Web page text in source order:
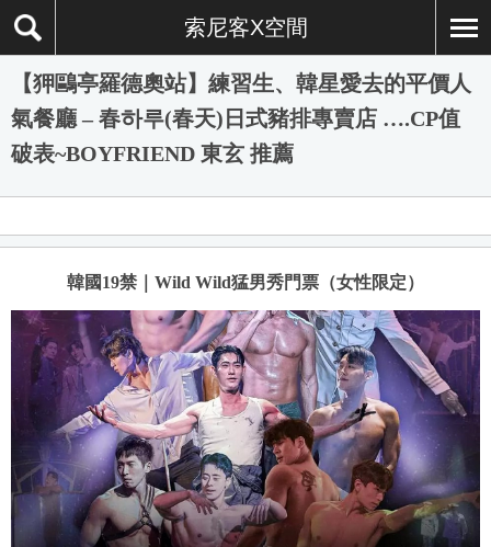
索尼客X空間
【狎鷗亭羅德奧站】練習生、韓星愛去的平價人
氣餐廳 – 春하루(春天)日式豬排專賣店 ….CP值
破表~BOYFRIEND 東玄 推薦
韓國19禁｜Wild Wild猛男秀門票（女性限定）